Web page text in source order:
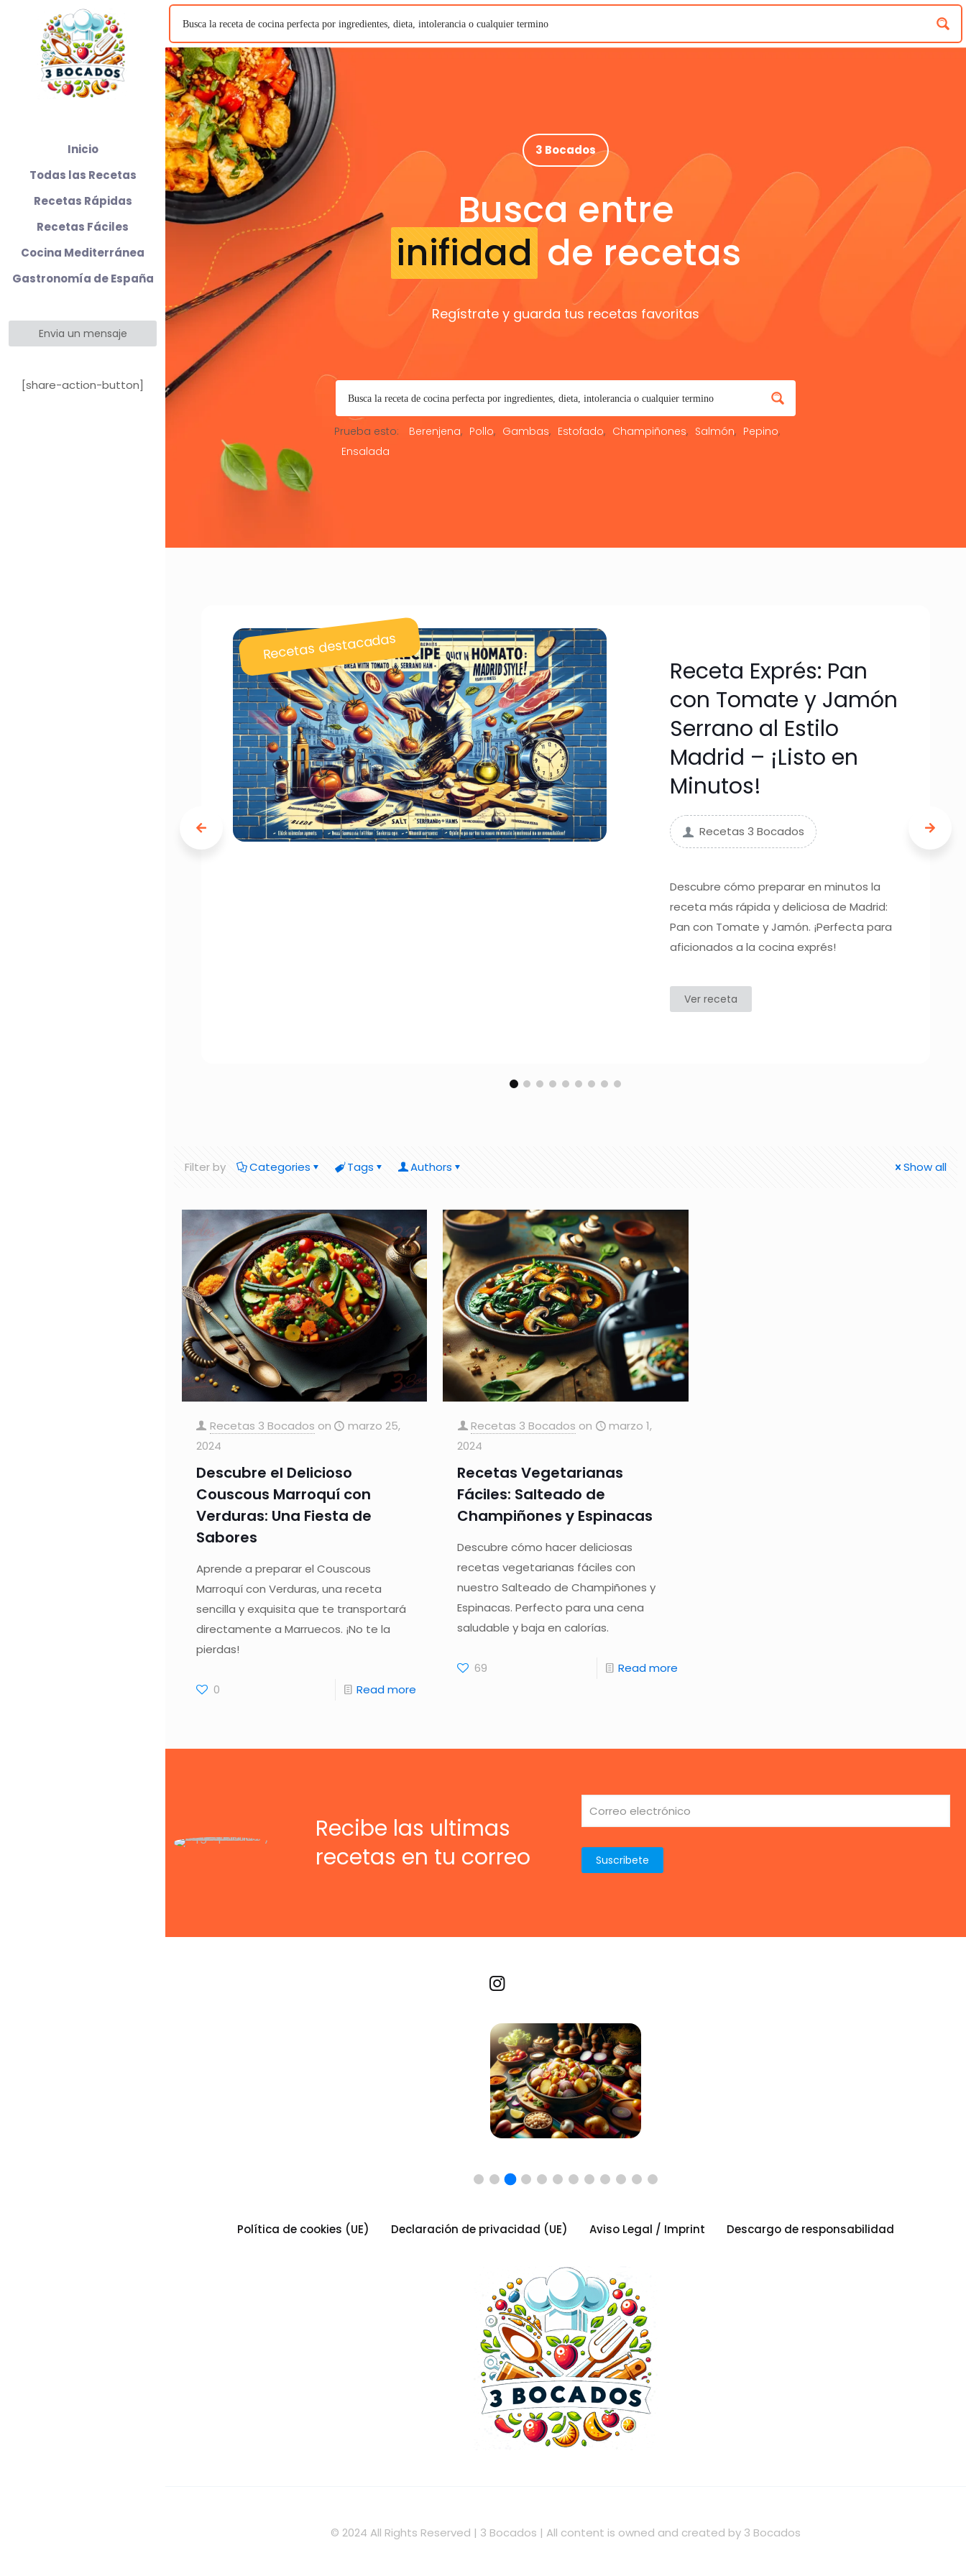
3 Bocados
Busca entre
inifidad de recetas
Regístrate y guarda tus recetas favoritas
Prueba esto: Berenjena Pollo Gambas Estofado Champiñones Salmón
Pepino
Ensalada
Recetas destacadas
Receta Exprés: Pan
con Tomate y Jamón
Serrano al Estilo
Madrid – ¡Listo en
Minutos!
Recetas 3 Bocados
Descubre cómo preparar en minutos la
receta más rápida y deliciosa de Madrid:
Pan con Tomate y Jamón. ¡Perfecta para
aficionados a la cocina exprés!
Ver receta
Filter by Categories Tags Authors Show all
Recetas 3 Bocados on
marzo 25,
2024
Descubre el Delicioso
Couscous Marroquí con
Verduras: Una Fiesta de
Sabores
Aprende a preparar el Couscous
Marroquí con Verduras, una receta
sencilla y exquisita que te transportará
directamente a Marruecos. ¡No te la
pierdas!
0 Read more
Recetas 3 Bocados on
marzo 1,
2024
Recetas Vegetarianas
Fáciles: Salteado de
Champiñones y Espinacas
Descubre cómo hacer deliciosas
recetas vegetarianas fáciles con
nuestro Salteado de Champiñones y
Espinacas. Perfecto para una cena
saludable y baja en calorías.
69 Read more
Recibe las ultimas
recetas en tu correo
Política de cookies (UE) Declaración de privacidad (UE) Aviso Legal / Imprint Descargo de responsabilidad
© 2024 All Rights Reserved | 3 Bocados | All content is owned and created by 3 Bocados
Inicio
Todas las Recetas
Recetas Rápidas
Recetas Fáciles
Cocina Mediterránea
Gastronomía de España
Envia un mensaje
[share-action-button]